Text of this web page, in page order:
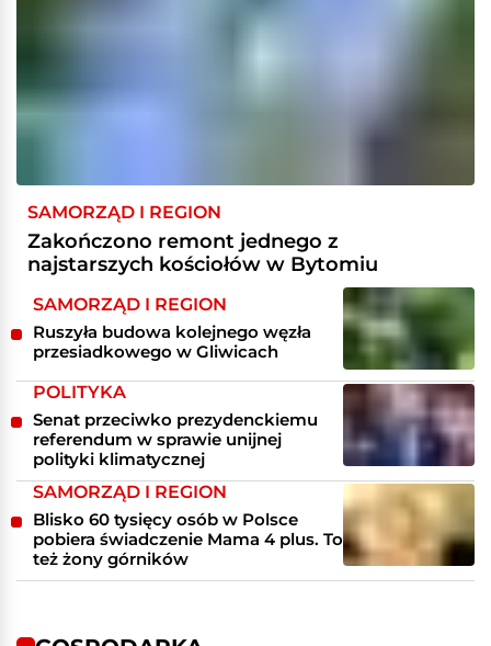
SAMORZĄD I REGION
Zakończono remont jednego z
najstarszych kościołów w Bytomiu
SAMORZĄD I REGION
Ruszyła budowa kolejnego węzła
przesiadkowego w Gliwicach
POLITYKA
Senat przeciwko prezydenckiemu
referendum w sprawie unijnej
polityki klimatycznej
SAMORZĄD I REGION
Blisko 60 tysięcy osób w Polsce
pobiera świadczenie Mama 4 plus. To
też żony górników